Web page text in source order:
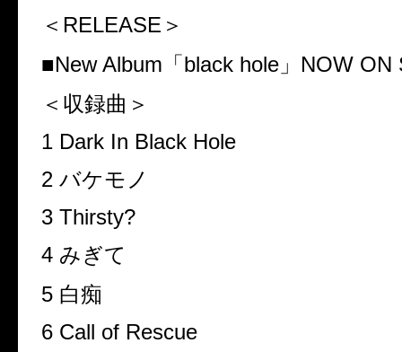
＜ RELEASE ＞
■New Album 「 black hole 」 NOW ON
＜収録曲＞
1 Dark In Black Hole
2 バケモノ
3 Thirsty?
4 みぎて
5 白痴
6 Call of Rescue